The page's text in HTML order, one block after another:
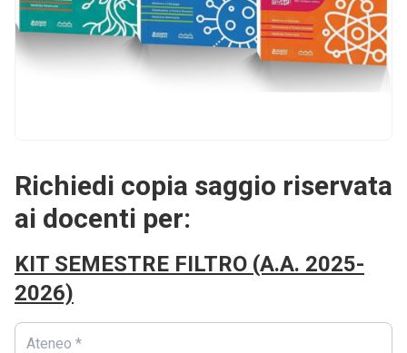
Richiedi copia saggio riservata
ai docenti per:
KIT SEMESTRE FILTRO (A.A. 2025-
2026)